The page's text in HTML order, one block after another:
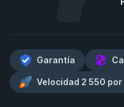
Garantía
Velocidad 2 550 por